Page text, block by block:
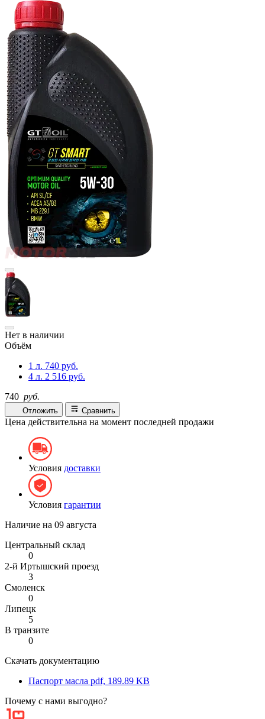
Нет в наличии
Объём
1 л. 740 руб.
4 л. 2 516 руб.
740 руб.
Отложить Сравнить
Цена действительна на момент последней продажи
Условия доставки
Условия гарантии
Наличие на 09 августа
Центральный склад
0
2-й Иртышский проезд
3
Смоленск
0
Липецк
5
В транзите
0
Скачать документацию
Паспорт масла pdf, 189.89 KB
Почему с нами выгодно?